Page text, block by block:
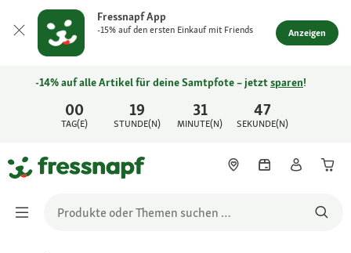
Fressnapf App
-15% auf den ersten Einkauf mit Friends Anzeigen
00
TAG(E)
19
STUNDE(N)
31
MINUTE(N)
47
SEKUNDE(N)
-14% auf alle Artikel für deine Samtpfote – jetztsparen!